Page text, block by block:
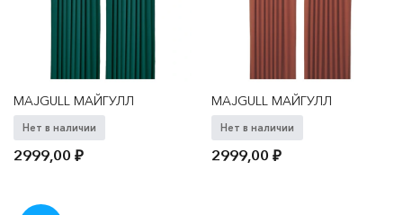
MAJGULL МАЙГУЛЛ
Нет в наличии
2999,00₽
MAJGULL МАЙГУЛЛ
Нет в наличии
2999,00₽